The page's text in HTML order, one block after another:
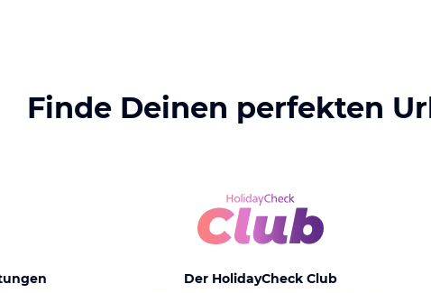
Finde Deinen perfekten
Der HolidayCheck Club